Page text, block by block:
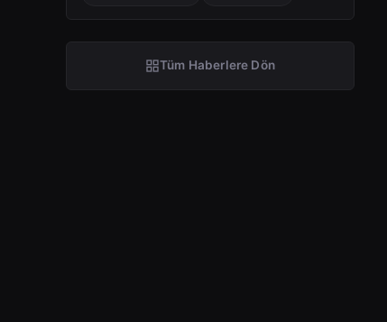
Tüm Haberlere Dön